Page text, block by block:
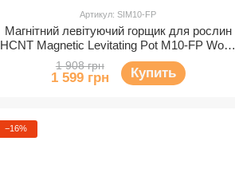
Артикул: SIM10-FP
Магнітний левітуючий горщик для рослин
HCNT Magnetic Levitating Pot M10-FP Wood
Grain
1 908 грн
1 599 грн Купить
−16%